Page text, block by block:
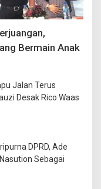
Bermain Anak
Jalan Terus
Desak Rico Waas
DPRD, Ade
Sebagai